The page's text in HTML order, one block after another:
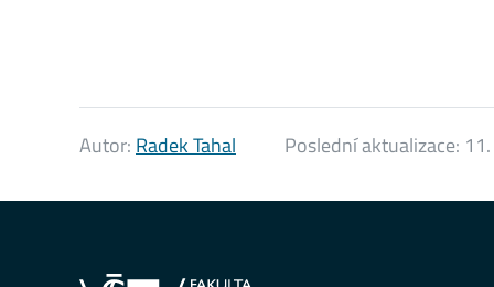
Autor: Radek Tahal Poslední aktualizace: